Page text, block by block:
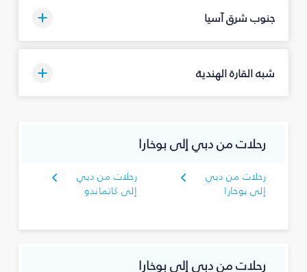
جنوب شرق آسيا
شبه القارة الهندية
رحلات من دبي إلى بوخارا
رحلات من دبي
إلى بوخارا
رحلات من دبي
إلى كاتماندو
رحلات من دبي إلى بوخارا